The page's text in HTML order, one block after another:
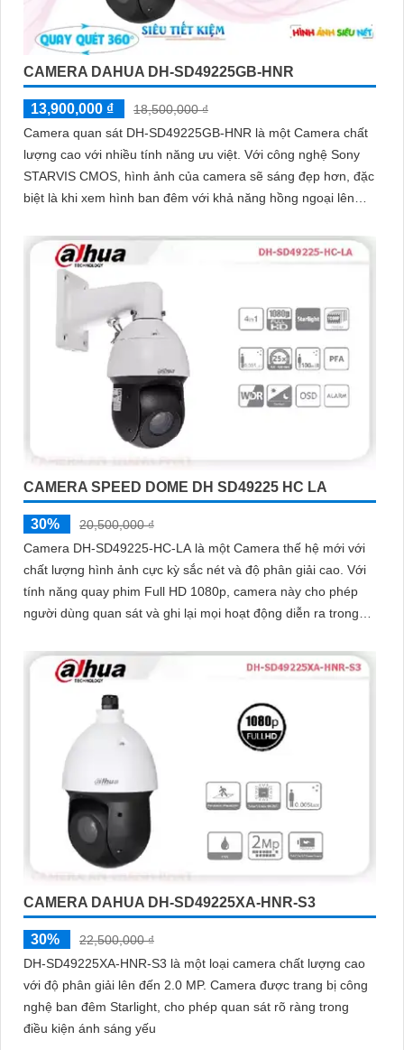
CAMERA DAHUA DH-SD49225GB-HNR
13,900,000 ₫
18,500,000 ₫
Camera quan sát DH-SD49225GB-HNR là một Camera chất
lượng cao với nhiều tính năng ưu việt. Với công nghệ Sony
STARVIS CMOS, hình ảnh của camera sẽ sáng đẹp hơn, đặc
biệt là khi xem hình ban đêm với khả năng hồng ngoại lên
CAMERA SPEED DOME DH SD49225 HC LA
30%
20,500,000 ₫
Camera DH-SD49225-HC-LA là một Camera thế hệ mới với
chất lượng hình ảnh cực kỳ sắc nét và độ phân giải cao. Với
tính năng quay phim Full HD 1080p, camera này cho phép
người dùng quan sát và ghi lại mọi hoạt động diễn ra trong
CAMERA DAHUA DH-SD49225XA-HNR-S3
30%
22,500,000 ₫
DH-SD49225XA-HNR-S3 là một loại camera chất lượng cao
với độ phân giải lên đến 2.0 MP. Camera được trang bị công
nghệ ban đêm Starlight, cho phép quan sát rõ ràng trong
điều kiện ánh sáng yếu